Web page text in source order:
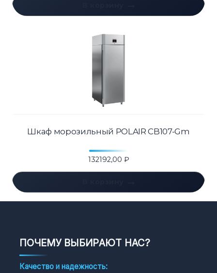
Шкаф морозильный POLAIR CB107-Gm
132192,00 ₽
ПОЧЕМУ ВЫБИРАЮТ НАС?
Качество и надежность: